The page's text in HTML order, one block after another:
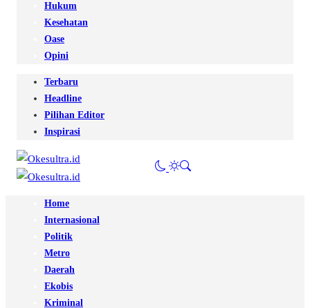
Hukum
Kesehatan
Oase
Opini
Terbaru
Headline
Pilihan Editor
Inspirasi
Home
Internasional
Politik
Metro
Daerah
Ekobis
Kriminal